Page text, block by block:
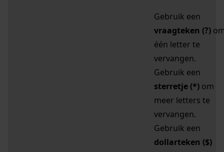
Gebruik een
vraagteken (?)
één letter te
vervangen.
Gebruik een
sterretje (*) om
meer letters te
vervangen.
Gebruik een
dollarteken ($)